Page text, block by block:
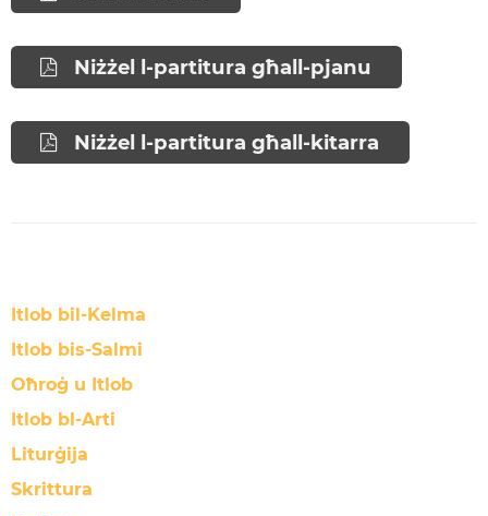
Niżżel l-partitura għall-pjanu
Niżżel l-partitura għall-kitarra
Itlob bil-Kelma
Itlob bis-Salmi
Oħroġ u Itlob
Itlob bl-Arti
Liturġija
Skrittura